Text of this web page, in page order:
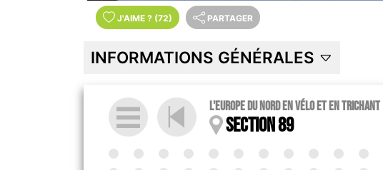
J'AIME ? (72) PARTAGER
INFORMATIONS GÉNÉRALES
l'Europe du Nord en vélo et en trichant
Section 89